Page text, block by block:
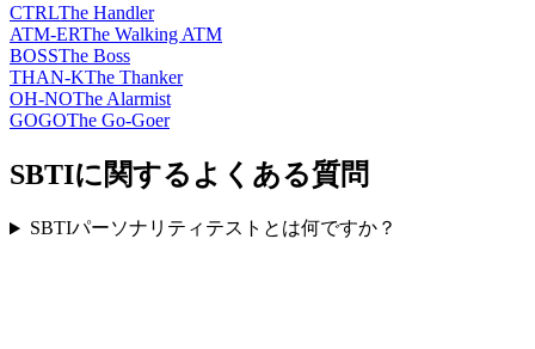
CTRLThe Handler
ATM-ERThe Walking ATM
BOSSThe Boss
THAN-KThe Thanker
OH-NOThe Alarmist
GOGOThe Go-Goer
SBTIに関するよくある質問
SBTIパーソナリティテストとは何ですか？